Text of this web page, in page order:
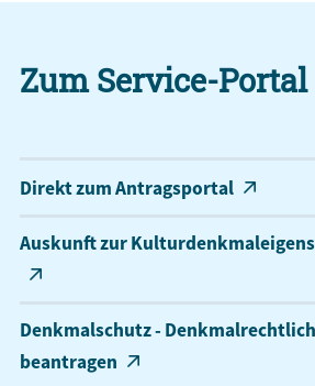
Zum Service-Portal
Direkt zum Antragsportal
Auskunft zur
Denkmalschutz -
beantragen